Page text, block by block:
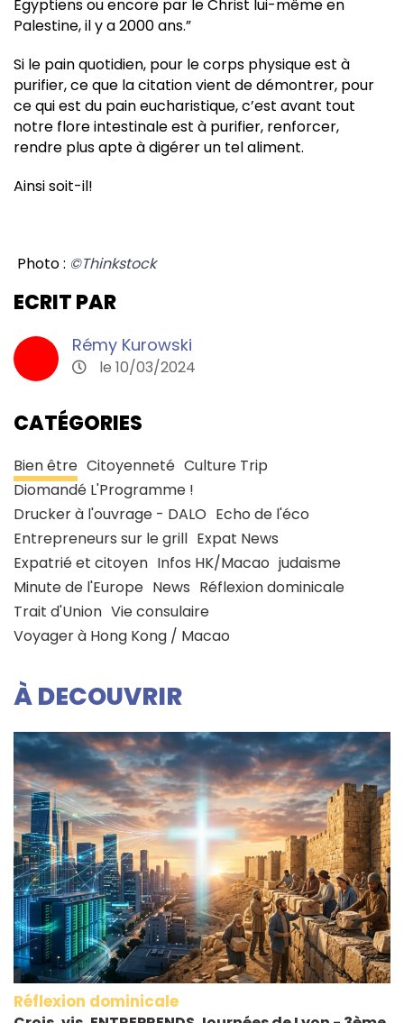
Égyptiens ou encore par le Christ lui-même en
Palestine, il y a 2000 ans.”
Si le pain quotidien, pour le corps physique est à
purifier, ce que la citation vient de démontrer, pour
ce qui est du pain eucharistique, c’est avant tout
notre flore intestinale est à purifier, renforcer,
rendre plus apte à digérer un tel aliment.
Ainsi soit-il!
Photo : ©Thinkstock
ECRIT PAR
Rémy Kurowski
le 10/03/2024
CATÉGORIES
Bien être Citoyenneté Culture Trip
Diomandé L'Programme !
Drucker à l'ouvrage - DALO Echo de l'éco
Entrepreneurs sur le grill Expat News
Expatrié et citoyen Infos HK/Macao judaisme
Minute de l'Europe News Réflexion dominicale
Trait d'Union Vie consulaire
Voyager à Hong Kong / Macao
À DECOUVRIR
Réflexion dominicale